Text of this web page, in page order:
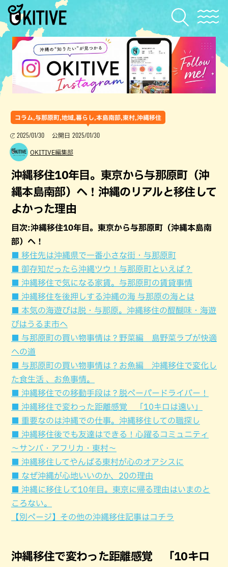
コラム,与那原町,地域,暮らし,本島南部,東村,沖縄移住
2025/01/30 公開日 2025/01/30
OKITIVE編集部
沖縄移住10年目。東京から与那原町（沖
縄本島南部）へ！沖縄のリアルと移住して
よかった理由
目次:沖縄移住10年目。東京から与那原町（沖縄本島南
部）へ！
■ 移住先は沖縄県で一番小さな街・与那原町
■ 御存知だったら沖縄ツウ！与那原町といえば？
■ 沖縄移住で気になる家賃。与那原町の賃貸事情
■ 沖縄移住を後押しする沖縄の海 与那原の海とは
■ 本気の海遊びは脱・与那原。沖縄移住の醍醐味・海遊
びはうるま市へ
■ 与那原町の買い物事情は？野菜編 島野菜ラブが快適
への道
■ 与那原町の買い物事情は？お魚編 沖縄移住で変化し
た食生活 、お魚事情。
■ 沖縄移住での移動手段は？脱ペーパードライバー！
■ 沖縄移住で変わった距離感覚 「10キロは遠い」
■ 重要なのは沖縄での仕事。沖縄移住しての職探し
■ 沖縄移住後でも友達はできる！心躍るコミュニティ
～サンバ・アフリカ・東村～
■ 沖縄移住してやんばる東村が心のオアシスに
■ なぜ沖縄が心地いいのか、20の理由
■ 沖縄に移住して10年目。東京に帰る理由はいまのと
ころない。
【別ページ】その他の沖縄移住記事はコチラ
沖縄移住で変わった距離感覚 「10キロ